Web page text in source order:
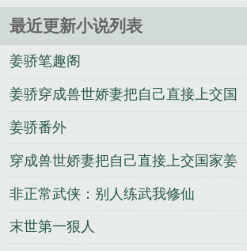
最近更新小说列表
姜骄笔趣阁
姜骄穿成兽世娇妻把自己直接上交国
家全文
姜骄番外
穿成兽世娇妻把自己直接上交国家姜
骄最新章节更新内容
非正常武侠：别人练武我修仙
末世第一狠人